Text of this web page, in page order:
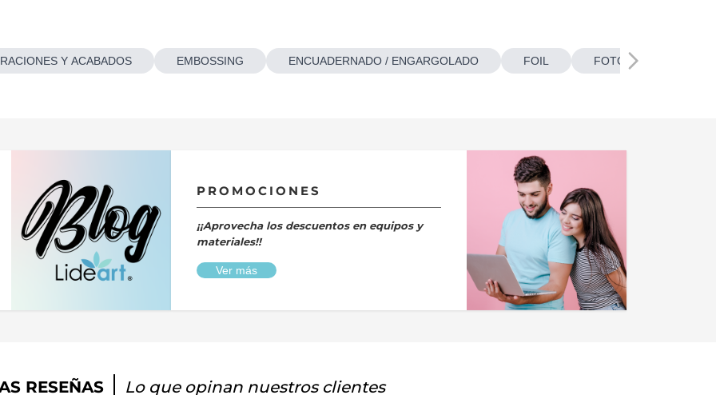
Y ACABADOS EMBOSSING ENCUADERNADO / ENGARGOLADO FOIL FOTOBOTONES
PROMOCIONES
¡¡Aprovecha los descuentos en equipos y
materiales!!
Ver más
RESEÑAS Lo que opinan nuestros clientes